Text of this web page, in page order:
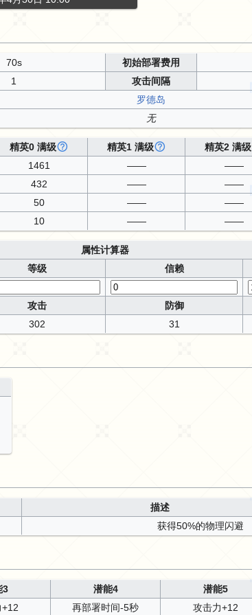
70s 初始部署费用
1
攻击间隔
罗德岛
无
精英0 满级 精英1 满级 精英2 满级
1461
——
——
432
—— ——
50
——
——
10
—— ——
属性计算器
等级
信赖
攻击 防御
302
31
描述
获得50%的物理闪避
3 潜能4 潜能5
再部署时间-5秒 攻击力+12